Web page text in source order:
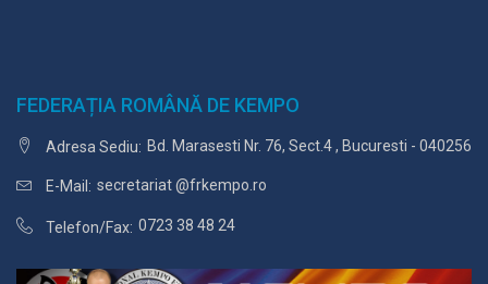
FEDERAȚIA ROMÂNĂ DE KEMPO
Adresa Sediu: Bd. Marasesti Nr. 76, Sect.4 , Bucuresti - 040256
E-Mail: secretariat @frkempo.ro
Telefon/Fax: 0723 38 48 24